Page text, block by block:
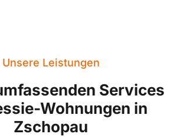
Unsere Leistungen
Services
Wohnungen in
Zschopau